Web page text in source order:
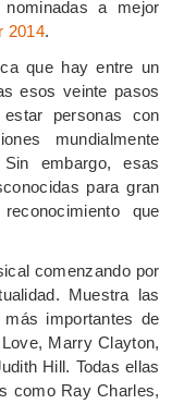
a mejor
2014.
que hay entre un
esos veinte pasos
personas con
mundialmente
embargo, esas
para gran
que
comenzando por
Muestra las
importantes de
Marry Clayton,
Hill. Todas ellas
como Ray Charles,